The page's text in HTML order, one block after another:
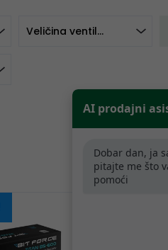
Veličina ventilatora
AI prodajni
Dobar dan, ja
pitajte me što
pomoći